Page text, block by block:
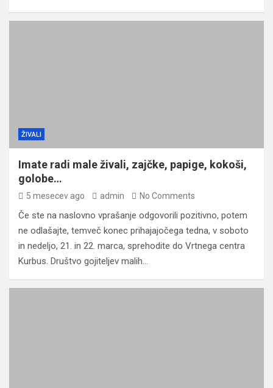
ŽIVALI
Imate radi male živali, zajčke, papige, kokoši,
golobe…
5 mesecev ago admin No Comments
Če ste na naslovno vprašanje odgovorili pozitivno, potem
ne odlašajte, temveč konec prihajajočega tedna, v soboto
in nedeljo, 21. in 22. marca, sprehodite do Vrtnega centra
Kurbus. Društvo gojiteljev malih…